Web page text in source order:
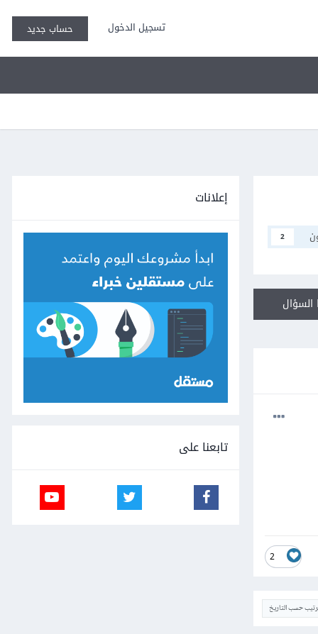
تسجيل الدخول حساب جديد
2
2
حسب التاريخ
إعلانات
تابعنا على